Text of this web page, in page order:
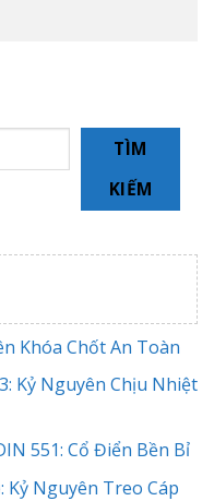
TÌM
KIẾM
Khóa Chốt An Toàn
Kỷ Nguyên Chịu Nhiệt
551: Cổ Điển Bền Bỉ
Nguyên Treo Cáp